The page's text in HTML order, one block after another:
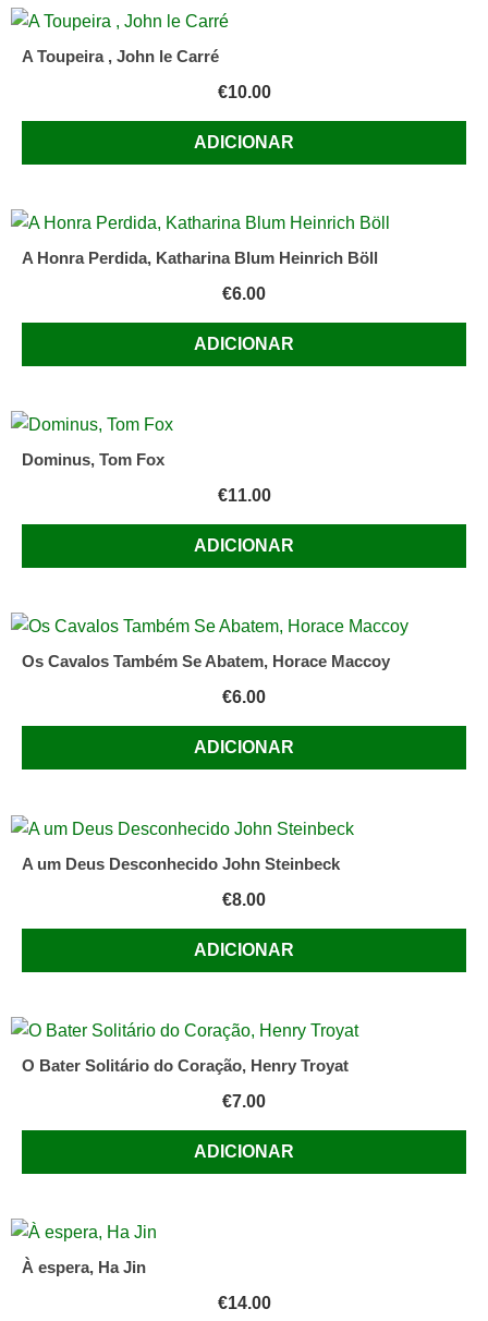
A Toupeira , John le Carré
€10.00
ADICIONAR
A Honra Perdida, Katharina Blum Heinrich Böll
€6.00
ADICIONAR
Dominus, Tom Fox
€11.00
ADICIONAR
Os Cavalos Também Se Abatem, Horace Maccoy
€6.00
ADICIONAR
A um Deus Desconhecido John Steinbeck
€8.00
ADICIONAR
O Bater Solitário do Coração, Henry Troyat
€7.00
ADICIONAR
À espera, Ha Jin
€14.00